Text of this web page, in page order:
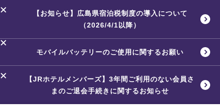
【お知らせ】広島県宿泊税制度の導入について
（2026/4/1以降）
モバイルバッテリーのご使用に関するお願い
【JRホテルメンバーズ】3年間ご利用のない会員さ
まのご退会手続きに関するお知らせ